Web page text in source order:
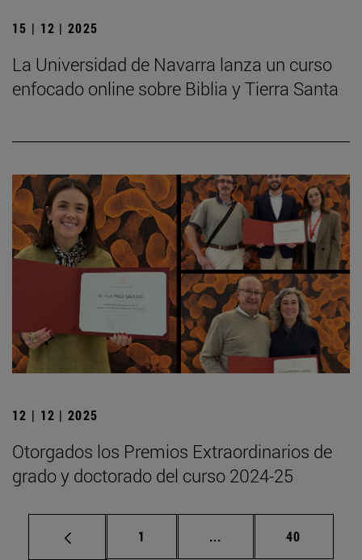
15 | 12 | 2025
La Universidad de Navarra lanza un curso
enfocado online sobre Biblia y Tierra Santa
12 | 12 | 2025
Otorgados los Premios Extraordinarios de
grado y doctorado del curso 2024-25
Página
1 ... Páginas intermedias
Página
40